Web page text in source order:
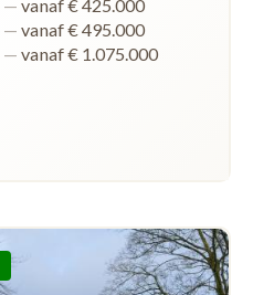
— vanaf € 425.000
— vanaf € 495.000
— vanaf € 1.075.000